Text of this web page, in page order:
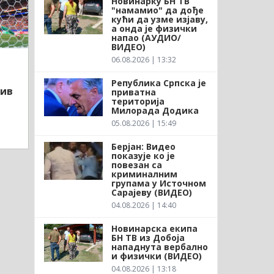
"намамио" да дође
кући да узме изјаву,
а онда је физички
напао (АУДИО/
ВИДЕО)
06.08.2026 | 13:32
Република Српска је
приватна
територија
Милорада Додика
05.08.2026 | 15:49
Берјан: Видео
показује ко је
повезан са
криминалним
групама у Источном
Сарајеву (ВИДЕО)
04.08.2026 | 14:40
Новинарска екипа
БН ТВ из Добоја
нападнута вербално
и физички (ВИДЕО)
04.08.2026 | 13:18